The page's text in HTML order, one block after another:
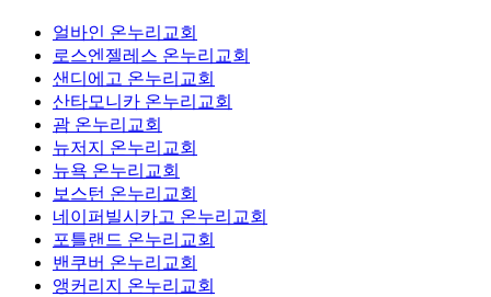
얼바인 온누리교회
로스엔젤레스 온누리교회
샌디에고 온누리교회
산타모니카 온누리교회
괌 온누리교회
뉴저지 온누리교회
뉴욕 온누리교회
보스턴 온누리교회
네이퍼빌시카고 온누리교회
포틀랜드 온누리교회
밴쿠버 온누리교회
앵커리지 온누리교회